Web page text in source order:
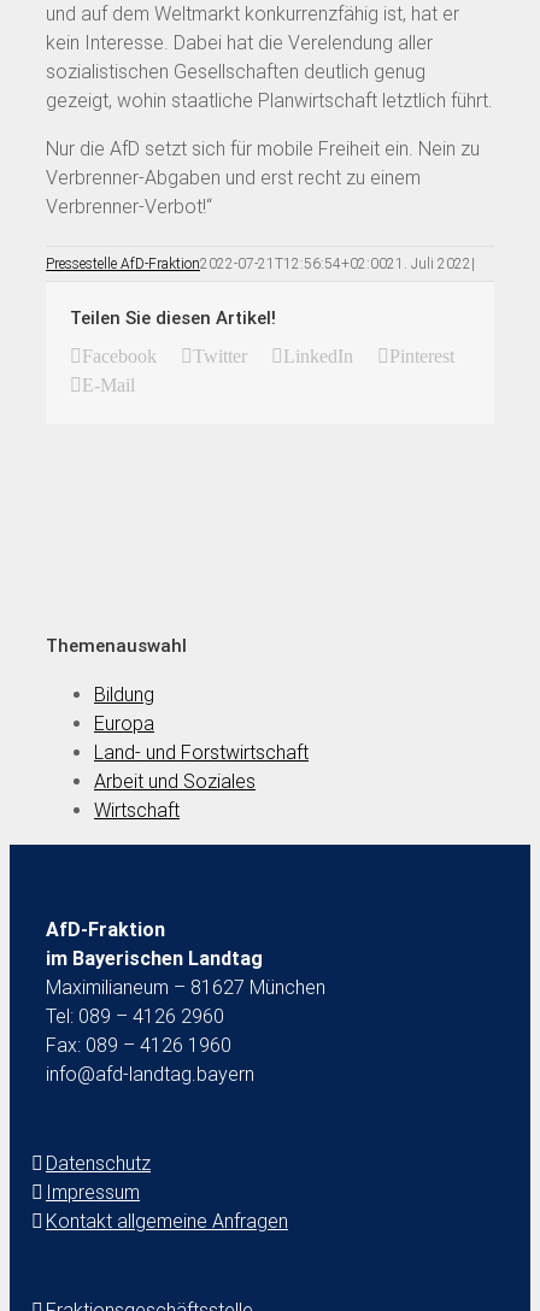
und auf dem Weltmarkt konkurrenzfähig ist, hat er
kein Interesse. Dabei hat die Verelendung aller
sozialistischen Gesellschaften deutlich genug
gezeigt, wohin staatliche Planwirtschaft letztlich führt.
Nur die AfD setzt sich für mobile Freiheit ein. Nein zu
Verbrenner-Abgaben und erst recht zu einem
Verbrenner-Verbot!“
Pressestelle AfD-Fraktion2022-07-21T12:56:54+02:0021. Juli 2022 |
Teilen Sie diesen Artikel!
Facebook Twitter LinkedIn
Pinterest
E-Mail
Themenauswahl
Bildung
Europa
Land- und Forstwirtschaft
Arbeit und Soziales
Wirtschaft
AfD-Fraktion
im Bayerischen Landtag
Maximilianeum – 81627 München
Tel: 089 – 4126 2960
Fax: 089 – 4126 1960
info@afd-landtag.bayern
Datenschutz
Impressum
Kontakt allgemeine Anfragen